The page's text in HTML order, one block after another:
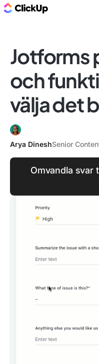
Jotforms
och
välja det
Arya DineshSenior
Omvandla svar